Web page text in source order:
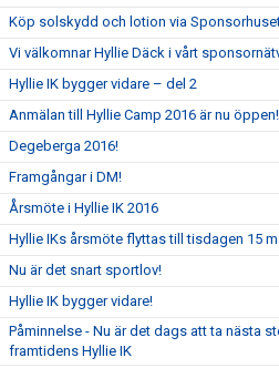
Köp solskydd och lotion via
Vi välkomnar Hyllie Däck i vårt
Hyllie IK bygger vidare – del 2
Anmälan till Hyllie Camp 2016 är nu öppen!
Degeberga 2016!
Framgångar i DM!
Årsmöte i Hyllie IK 2016
Hyllie IKs årsmöte flyttas till tisdagen 15
Nu är det snart sportlov!
Hyllie IK bygger vidare!
Påminnelse - Nu är det dags att ta nästa
framtidens Hyllie IK